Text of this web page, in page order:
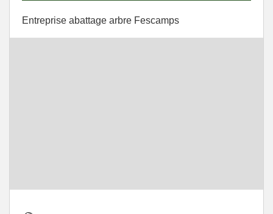
Entreprise abattage arbre Fescamps